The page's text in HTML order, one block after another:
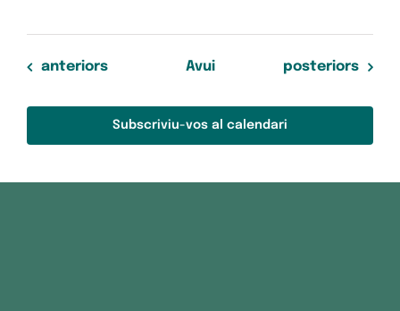
Esdeveniments
anteriors Avui Esdeveniments
posteriors
Subscriviu-vos al calendari